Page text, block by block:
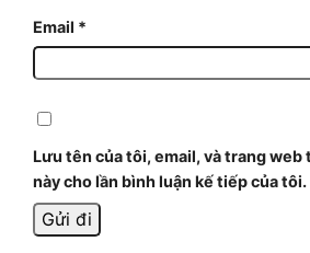
Email *
Lưu tên của tôi, email, và trang
này cho lần bình luận kế tiếp của tôi.